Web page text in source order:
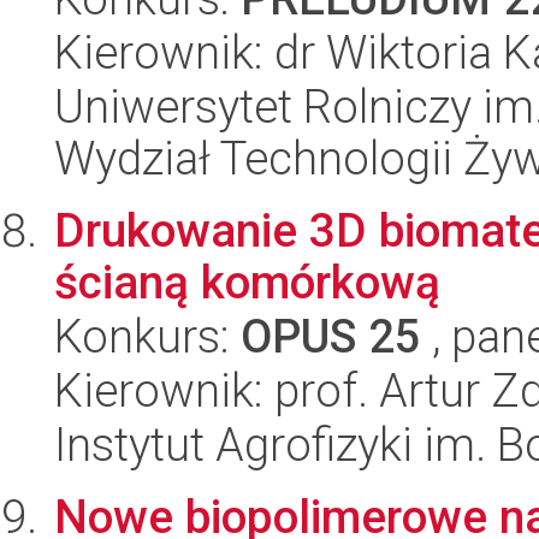
Kierownik: dr Wiktoria
Uniwersytet Rolniczy
Wydział Technologii
Drukowanie 3D
ścianą komórkową
Konkurs: OPUS 25 ,
Kierownik: prof. Artur
Instytut Agrofizyki im.
Nowe biopolimerowe